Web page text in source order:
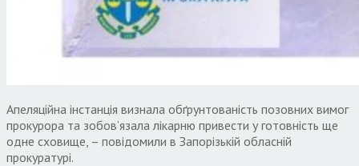
​​Апеляційна інстанція визнала обґрунтованість позовних вимог
прокурора та зобов’язала лікарню привести у готовність ще
одне сховище, – повідомили в Запорізькій обласній
прокуратурі.